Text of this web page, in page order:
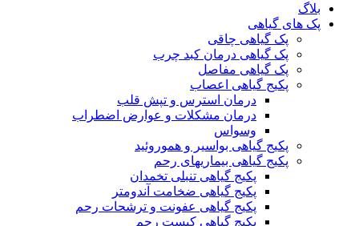
بلاگ
پک های گیاهی
پک گیاهی چاقی
پک گیاهی درمان کبد چرب
پک گیاهی مفاصل
پکیج گیاهی اعصاب
درمان استرس و تپش قلب
درمان مشکلات و عوارض اضطراب
وسواس
پکیج گیاهی بواسیر و هموروئید
پکیج گیاهی بیماریهای رحم
پکیج گیاهی تنبلی تخمدان
پکیج گیاهی ضخامت آندومتر
پکیج گیاهی عفونت و ترشحات رحم
پکیج گیاهی کیست رحم